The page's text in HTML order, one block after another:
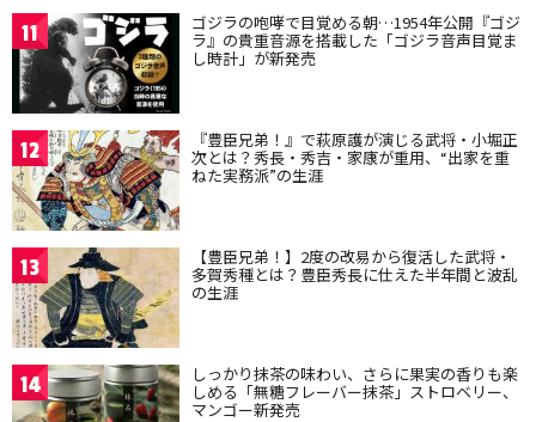
11 ゴジラの咆哮で目覚める朝…1954年公開『ゴジ
ラ』の貴重音源を搭載した「ゴジラ音声目覚ま
し時計」が新発売
12 『豊臣兄弟！』で萩原護が演じる武将・小堀正
次とは？秀長・秀吉・家康が重用、“出家を重
ねた実務派”の生涯
13 【豊臣兄弟！】2度の改易から復活した武将・
多賀秀種とは？豊臣秀長に仕えた半年間と波乱
の生涯
14 しっかり抹茶の味わい、さらに果実の香りも楽
しめる「無糖フレーバー抹茶」ストロベリー、
マンゴー新発売